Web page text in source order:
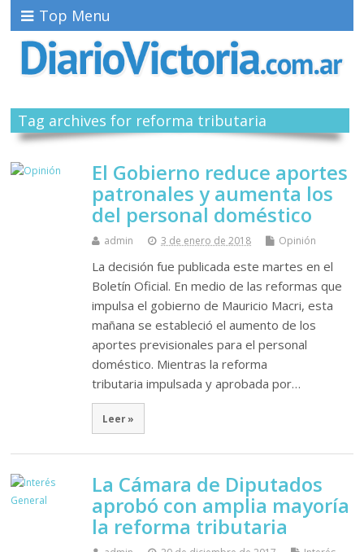
Top Menu
Tag archives for reforma tributaria
El Gobierno reduce aportes
patronales y aumenta los
del personal doméstico
admin 3 de enero de 2018 Opinión
La decisión fue publicada este martes en el
Boletín Oficial. En medio de las reformas que
impulsa el gobierno de Mauricio Macri, esta
mañana se estableció el aumento de los
aportes previsionales para el personal
doméstico. Mientras la reforma
tributaria impulsada y aprobada por…
Leer »
La Cámara de Diputados
aprobó con amplia mayoría
la reforma tributaria